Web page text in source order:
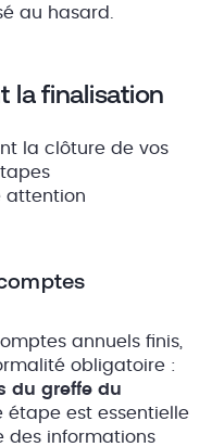
au hasard.
la finalisation
la clôture de vos
attention
annuels finis,
obligatoire :
du greffe du
étape est essentielle
des informations